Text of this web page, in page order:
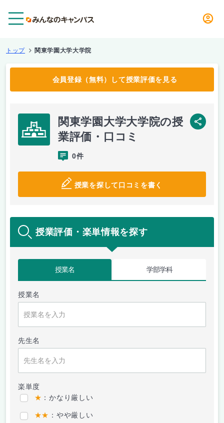
トップ 関東学園大学大学院
会員登録（無料）して授業評価を見る
関東学園大学大学院の授
業評価・口コミ
0件
授業を探して口コミを書く
SNS
授業評価・楽単情報を探す
授業名 学部学科
授業名
先生名
楽単度
★ ：かなり厳しい
★★ ：やや厳しい